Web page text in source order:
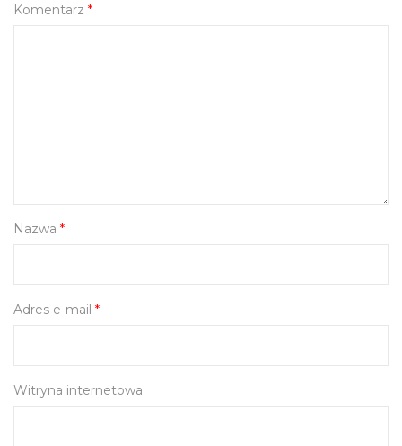
Komentarz *
Nazwa *
Adres e-mail *
Witryna internetowa